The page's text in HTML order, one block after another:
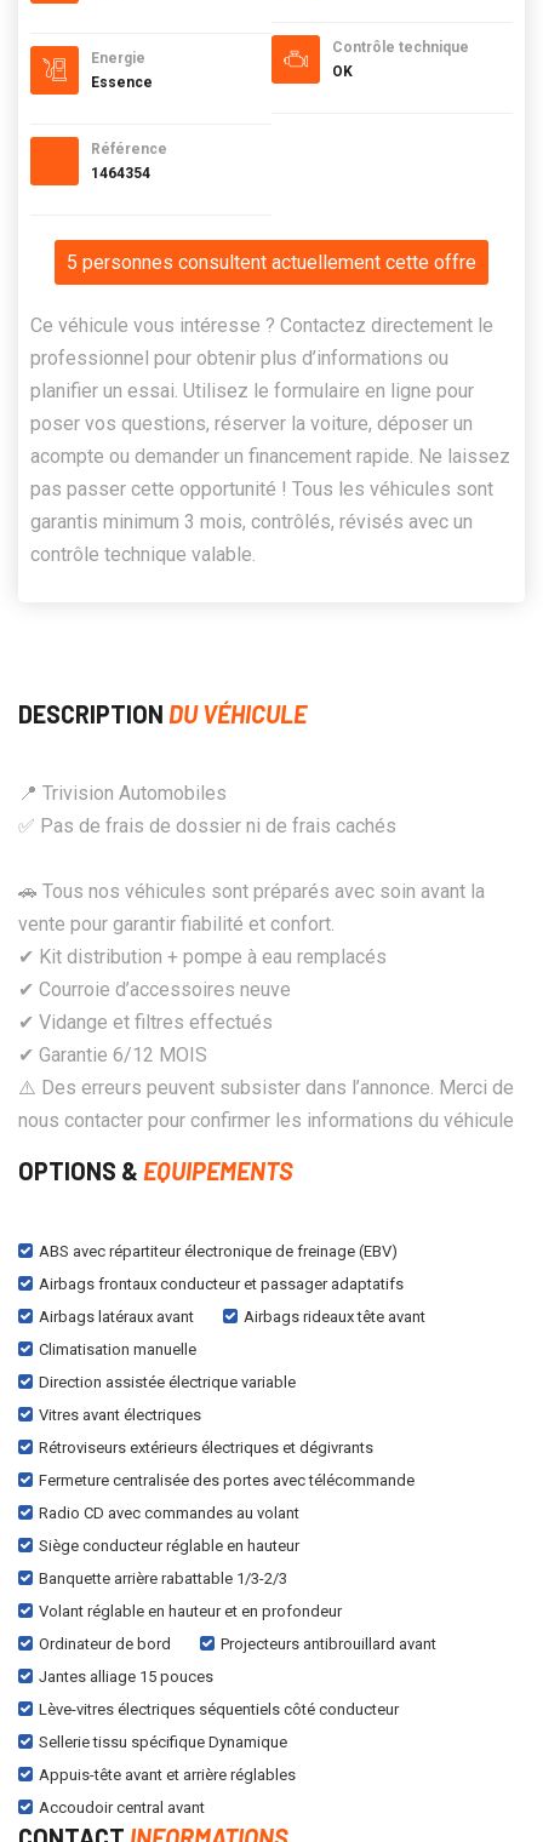
Energie
Essence
Référence
1464354
Contrôle technique
OK
5 personnes consultent actuellement cette offre
Ce véhicule vous intéresse ? Contactez directement le
professionnel pour obtenir plus d’informations ou
planifier un essai. Utilisez le formulaire en ligne pour
poser vos questions, réserver la voiture, déposer un
acompte ou demander un financement rapide. Ne laissez
pas passer cette opportunité ! Tous les véhicules sont
garantis minimum 3 mois, contrôlés, révisés avec un
contrôle technique valable.
DESCRIPTION DU VÉHICULE
📍 Trivision Automobiles
✅ Pas de frais de dossier ni de frais cachés
🚗 Tous nos véhicules sont préparés avec soin avant la
vente pour garantir fiabilité et confort.
✔ Kit distribution + pompe à eau remplacés
✔ Courroie d’accessoires neuve
✔ Vidange et filtres effectués
✔ Garantie 6/12 MOIS
⚠️ Des erreurs peuvent subsister dans l’annonce. Merci de
nous contacter pour confirmer les informations du véhicule
OPTIONS & EQUIPEMENTS
ABS avec répartiteur électronique de freinage (EBV)
Airbags frontaux conducteur et passager adaptatifs
Airbags latéraux avant
Airbags rideaux tête avant
Climatisation manuelle
Direction assistée électrique variable
Vitres avant électriques
Rétroviseurs extérieurs électriques et dégivrants
Fermeture centralisée des portes avec télécommande
Radio CD avec commandes au volant
Siège conducteur réglable en hauteur
Banquette arrière rabattable 1/3-2/3
Volant réglable en hauteur et en profondeur
Ordinateur de bord
Projecteurs antibrouillard avant
Jantes alliage 15 pouces
Lève-vitres électriques séquentiels côté conducteur
Sellerie tissu spécifique Dynamique
Appuis-tête avant et arrière réglables
Accoudoir central avant